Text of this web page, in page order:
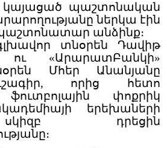
կայացած պաշտոնական
ներկա էին
պաշտոնատար անձինք։
տնօրեն Դավիթ
ու «ԱրարատԲանկի»
Մհեր Անանյանը
որից հետո
ֆուտբոլային փոքրիկ
երեխաների
դրեցին